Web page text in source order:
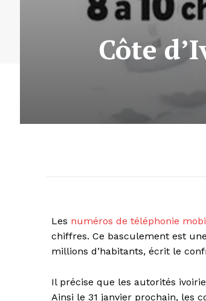
Côte
Les numéros de téléphonie
chiffres. Ce basculement est
millions d’habitants, écrit le
Il précise que les autorités
Ainsi le 31 janvier prochain, les